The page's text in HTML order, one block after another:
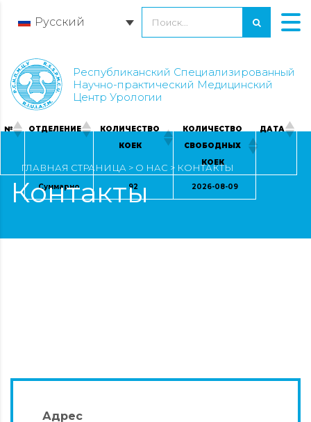
Русский
Республиканский Специализированный
Научно-практический Медицинский
Центр Урологии
Контакты
ГЛАВНАЯ СТРАНИЦА > О НАС > КОНТАКТЫ
№ ОТДЕЛЕНИЕ
КОЛИЧЕСТВО
КОЕК
КОЛИЧЕСТВО
СВОБОДНЫХ
КОЕК
ДАТА
Суммарно 92 2026-08-09